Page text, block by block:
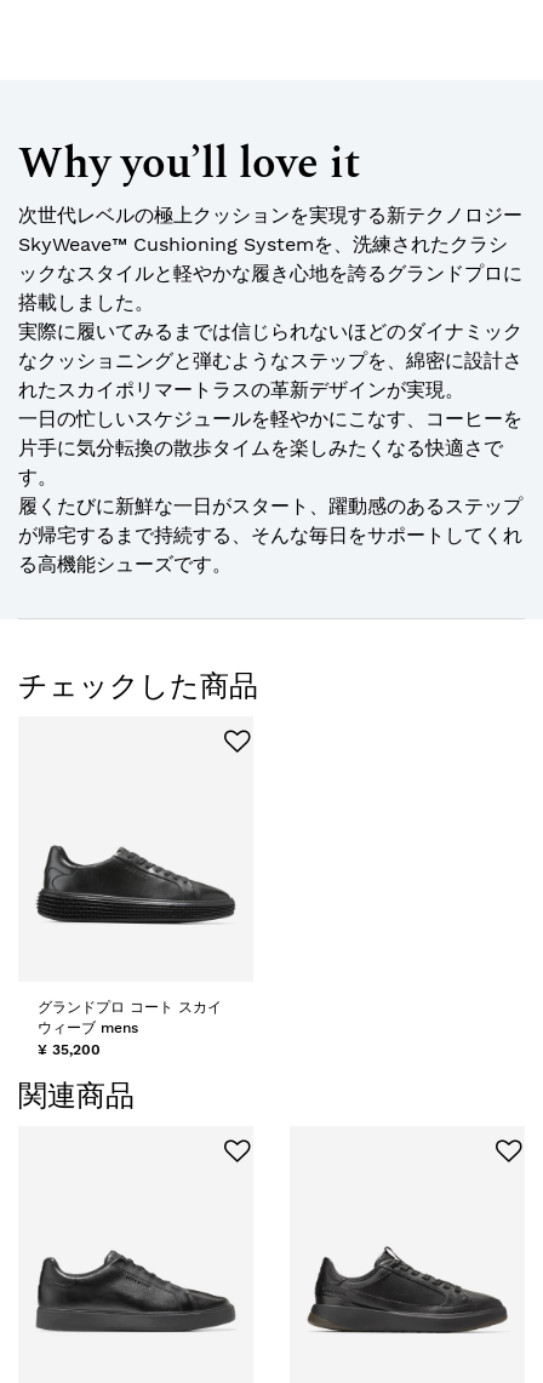
Why you’ll love it
次世代レベルの極上クッションを実現する新テクノロジー
SkyWeave™ Cushioning Systemを、洗練されたクラシ
ックなスタイルと軽やかな履き心地を誇るグランドプロに
搭載しました。
実際に履いてみるまでは信じられないほどのダイナミック
なクッショニングと弾むようなステップを、綿密に設計さ
れたスカイポリマートラスの革新デザインが実現。
一日の忙しいスケジュールを軽やかにこなす、コーヒーを
片手に気分転換の散歩タイムを楽しみたくなる快適さで
す。
履くたびに新鮮な一日がスタート、躍動感のあるステップ
が帰宅するまで持続する、そんな毎日をサポートしてくれ
る高機能シューズです。
チェックした商品
グランドプロ コート スカイ
ウィーブ mens
¥ 35,200
関連商品